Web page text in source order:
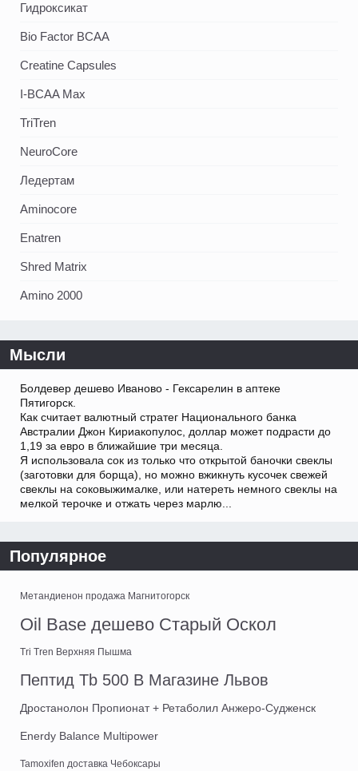
Гидроксикат
Bio Factor BCAA
Creatine Capsules
I-BCAA Max
TriTren
NeuroCore
Ледертам
Aminocore
Enatren
Shred Matrix
Amino 2000
Мысли
Болдевер дешево Иваново - Гексарелин в аптеке
Пятигорск.
Как считает валютный стратег Национального банка
Австралии Джон Кириакопулос, доллар может подрасти до
1,19 за евро в ближайшие три месяца.
Я использовала сок из только что открытой баночки свеклы
(заготовки для борща), но можно вжикнуть кусочек свежей
свеклы на соковыжималке, или натереть немного свеклы на
мелкой терочке и отжать через марлю...
Популярное
Метандиенон продажа Магнитогорск
Oil Base дешево Старый Оскол
Tri Tren Верхняя Пышма
Пептид Tb 500 В Магазине Львов
Дростанолон Пропионат + Ретаболил Анжеро-Судженск
Enerdy Balance Multipower
Tamoxifen доставка Чебоксары